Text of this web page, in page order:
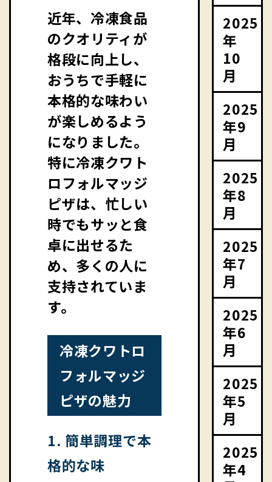
近年、冷凍食品
のクオリティが
格段に向上し、
おうちで手軽に
本格的な味わい
が楽しめるよう
になりました。
特に冷凍クワト
ロフォルマッジ
ピザは、忙しい
時でもサッと食
卓に出せるた
め、多くの人に
支持されていま
す。
冷凍クワトロ
フォルマッジ
ピザの魅力
1. 簡単調理で本
格的な味
2025
年
10
月
2025
年9
月
2025
年8
月
2025
年7
月
2025
年6
月
2025
年5
月
2025
年4